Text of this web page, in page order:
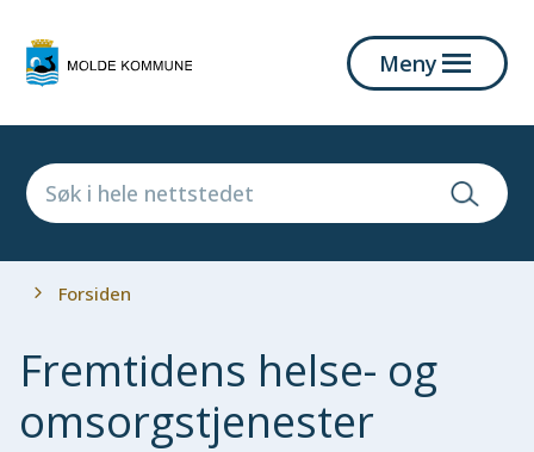
kommune
Meny
Du
Forsiden
Fremtidens helse- og
omsorgstjenester